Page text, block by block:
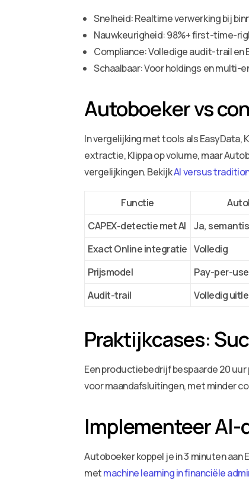
Snelheid: Realtime verwerking bij
Nauwkeurigheid: 98%+ first-time-
Compliance: Volledige audit-trail en
Schaalbaar: Voor holdings en multi-
Autoboeker vs
In vergelijking met tools als EasyData,
extractie, Klippa op volume, maar
vergelijkingen. BekijkAI versus
Functie
CAPEX-detectie met AI
Ja,
Exact Online integratie Volledig
Prijsmodel
Pay-per-
Audit-trail
Volledig
Praktijkcases:
Een productiebedrijf bespaarde 20
voor maandafsluitingen, met minder
Implementeer
Autoboeker koppel je in 3 minuten aan
metmachine learning in financiële